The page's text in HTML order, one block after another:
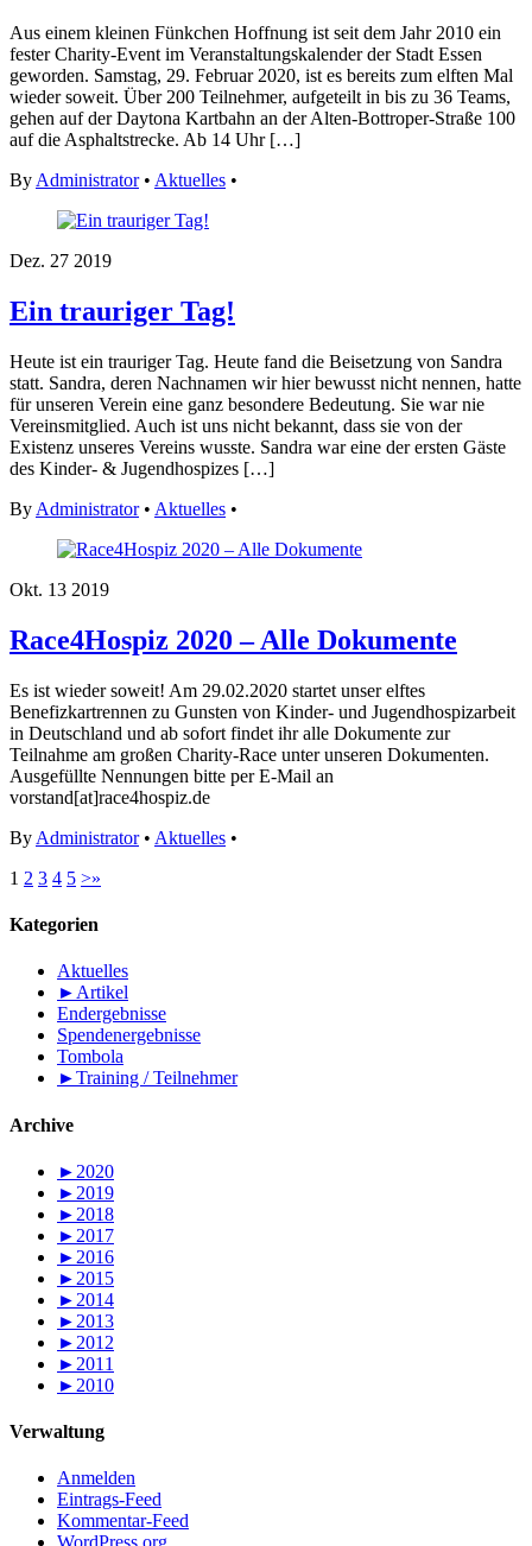
Aus einem kleinen Fünkchen Hoffnung ist seit dem Jahr 2010 ein
fester Charity-Event im Veranstaltungskalender der Stadt Essen
geworden. Samstag, 29. Februar 2020, ist es bereits zum elften Mal
wieder soweit. Über 200 Teilnehmer, aufgeteilt in bis zu 36 Teams,
gehen auf der Daytona Kartbahn an der Alten-Bottroper-Straße 100
auf die Asphaltstrecke. Ab 14 Uhr […]
By Administrator• Aktuelles •
Dez. 27 2019
Ein trauriger Tag!
Heute ist ein trauriger Tag. Heute fand die Beisetzung von Sandra
statt. Sandra, deren Nachnamen wir hier bewusst nicht nennen, hatte
für unseren Verein eine ganz besondere Bedeutung. Sie war nie
Vereinsmitglied. Auch ist uns nicht bekannt, dass sie von der
Existenz unseres Vereins wusste. Sandra war eine der ersten Gäste
des Kinder- & Jugendhospizes […]
By Administrator• Aktuelles •
Okt. 13 2019
Race4Hospiz 2020 – Alle Dokumente
Es ist wieder soweit! Am 29.02.2020 startet unser elftes
Benefizkartrennen zu Gunsten von Kinder- und Jugendhospizarbeit
in Deutschland und ab sofort findet ihr alle Dokumente zur
Teilnahme am großen Charity-Race unter unseren Dokumenten.
Ausgefüllte Nennungen bitte per E-Mail an
vorstand[at]race4hospiz.de
By Administrator• Aktuelles •
1 2 3 4 5 >»
Kategorien
Aktuelles
► Artikel
Endergebnisse
Spendenergebnisse
Tombola
►Training / Teilnehmer
Archive
► 2020
► 2019
► 2018
► 2017
► 2016
► 2015
► 2014
► 2013
► 2012
► 2011
► 2010
Verwaltung
Anmelden
Eintrags-Feed
Kommentar-Feed